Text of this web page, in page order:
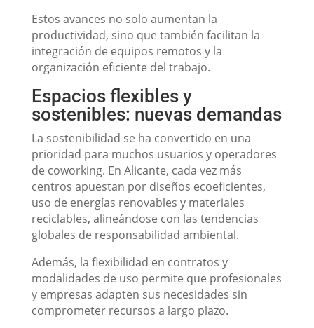
Estos avances no solo aumentan la
productividad, sino que también facilitan la
integración de equipos remotos y la
organización eficiente del trabajo.
Espacios flexibles y
sostenibles: nuevas demandas
La sostenibilidad se ha convertido en una
prioridad para muchos usuarios y operadores
de coworking. En Alicante, cada vez más
centros apuestan por diseños ecoeficientes,
uso de energías renovables y materiales
reciclables, alineándose con las tendencias
globales de responsabilidad ambiental.
Además, la flexibilidad en contratos y
modalidades de uso permite que profesionales
y empresas adapten sus necesidades sin
comprometer recursos a largo plazo.